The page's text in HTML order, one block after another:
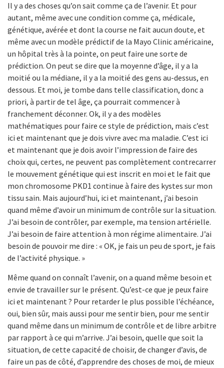
Il y a des choses qu’on sait comme ça de l’avenir. Et pour
autant, même avec une condition comme ça, médicale,
génétique, avérée et dont la course ne fait aucun doute, et
même avec un modèle prédictif de la Mayo Clinic américaine,
un hôpital très à la pointe, on peut faire une sorte de
prédiction. On peut se dire que la moyenne d’âge, il y a la
moitié ou la médiane, il y a la moitié des gens au-dessus, en
dessous. Et moi, je tombe dans telle classification, donc a
priori, à partir de tel âge, ça pourrait commencer à
franchement déconner. Ok, il y a des modèles
mathématiques pour faire ce style de prédiction, mais c’est
ici et maintenant que je dois vivre avec ma maladie. C’est ici
et maintenant que je dois avoir l’impression de faire des
choix qui, certes, ne peuvent pas complètement contrecarrer
le mouvement génétique qui est inscrit en moi et le fait que
mon chromosome PKD1 continue à faire des kystes sur mon
tissu sain. Mais aujourd’hui, ici et maintenant, j’ai besoin
quand même d’avoir un minimum de contrôle sur la situation.
J’ai besoin de contrôler, par exemple, ma tension artérielle.
J’ai besoin de faire attention à mon régime alimentaire. J’ai
besoin de pouvoir me dire : « OK, je fais un peu de sport, je fais
de l’activité physique. »
Même quand on connaît l’avenir, on a quand même besoin et
envie de travailler sur le présent. Qu’est-ce que je peux faire
ici et maintenant ? Pour retarder le plus possible l’échéance,
oui, bien sûr, mais aussi pour me sentir bien, pour me sentir
quand même dans un minimum de contrôle et de libre arbitre
par rapport à ce qui m’arrive. J’ai besoin, quelle que soit la
situation, de cette capacité de choisir, de changer d’avis, de
faire un pas de côté, d’apprendre des choses de moi, de mieux